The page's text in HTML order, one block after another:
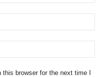
browser for the next time I